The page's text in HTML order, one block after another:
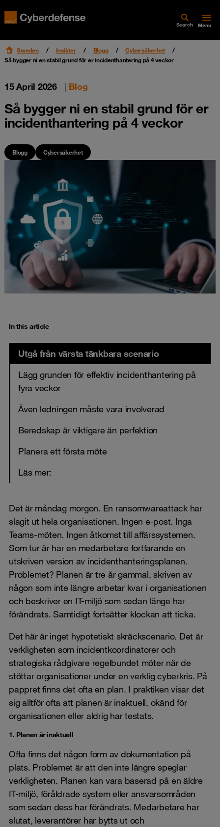
Search Menu
Sweden Insikter Blogg
Cybersäkerhet
Så bygger ni en stabil grund för er incidenthantering på 4 veckor
15 April 2026 | Blog
Så bygger ni en stabil grund för er
incidenthantering på 4 veckor
Blogg Cybersäkerhet
In this article
Utgå från värsta tänkbara scenario
Lägg grunden för effektiv incidenthantering på
fyra veckor
Även ledningen måste vara involverad
Beredskap är viktigare än perfektion
Planera ett första möte
Läs mer:
Det är måndag morgon. En ransomwareattack har
slagit ut hela organisationen. Ingen e-post. Inga
Teams-möten. Ingen åtkomst till affärssystemen.
Som tur är har en medarbetare fortfarande en
utskriven version av incidenthanteringsplanen.
Problemet? Planen är tre år gammal, skriven av
någon som inte längre arbetar kvar i organisationen
och beskriver en IT-miljö som sedan länge har
förändrats. Samtidigt fortsätter klockan att ticka.
Det här är inget hypotetiskt skräckscenario. Det är
verkligheten som incidentkoordinatorer och
strategiska rådgivare regelbundet möter när de
stöttar organisationer under en verklig cyberkris. På
pappret finns det ofta en plan. I praktiken visar det
sig alltför ofta att planen är inaktuell, okänd för
organisationen eller aldrig har testats.
1. Planen är inaktuell
Ofta finns det någon form av dokumentation på
plats. Problemet är att den inte längre speglar
verkligheten. Planen kan vara baserad på en äldre
IT-miljö, föråldrade system eller ansvarsområden
som sedan dess har förändrats. Medarbetare har
slutat, leverantörer har bytts ut och